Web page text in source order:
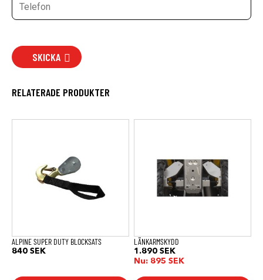
SKICKA
RELATERADE PRODUKTER
ALPINE SUPER DUTY BLOCKSATS
840 SEK
LÄNKARMSKYDD
1.890 SEK
Nu: 895 SEK